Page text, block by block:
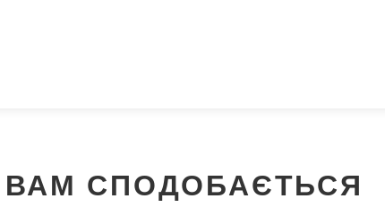
ВАМ СПОДОБАЄТЬСЯ
Ми зателефонуємо вам на номер: